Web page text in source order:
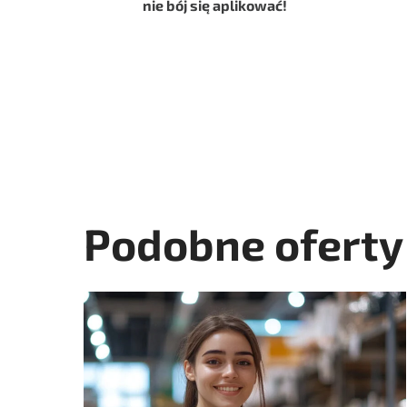
nie bój się aplikować!
Podobne